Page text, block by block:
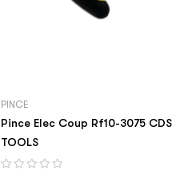
PINCE
Pince Elec Coup Rf10-3075 CDS
TOOLS